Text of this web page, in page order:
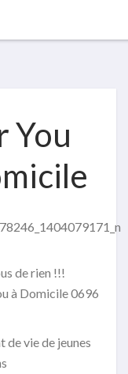
You
de rien !!!
à Domicile 0696
de vie de jeunes